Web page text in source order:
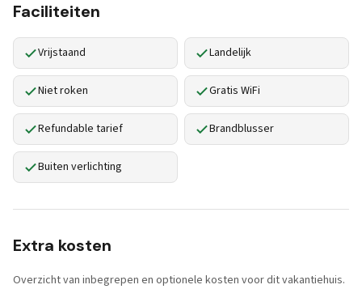
Faciliteiten
Vrijstaand Landelijk
Niet roken Gratis WiFi
Refundable tarief Brandblusser
Buiten verlichting
Extra kosten
Overzicht van inbegrepen en optionele kosten voor dit vakantiehuis.